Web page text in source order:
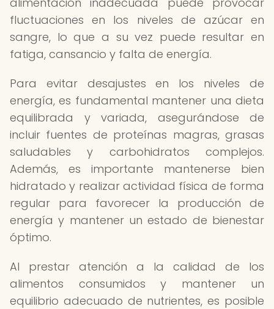
fluctuaciones en los niveles de azúcar en
sangre, lo que a su vez puede resultar en
fatiga, cansancio y falta de energía.
Para evitar desajustes en los niveles de
energía, es fundamental mantener una dieta
equilibrada y variada, asegurándose de
incluir fuentes de proteínas magras, grasas
saludables y carbohidratos complejos.
Además, es importante mantenerse bien
hidratado y realizar actividad física de forma
regular para favorecer la producción de
energía y mantener un estado de bienestar
óptimo.
Al prestar atención a la calidad de los
alimentos consumidos y mantener un
equilibrio adecuado de nutrientes, es posible